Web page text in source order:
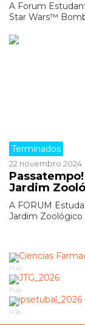
A Forum
Star Wars™
Terminados
22 novembro 2024
Jardim
A FORUM
Jardim Zoológico
Pub
Pub
Pub